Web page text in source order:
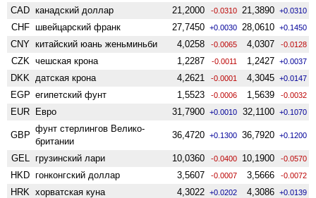
CAD канадский доллар 21,2000 -0.0310 21,3890 +0.0310
CHF швейцарский франк 27,7450 +0.0030 28,0610 +0.1450
CNY китайский юань женьминьби 4,0258 -0.0065 4,0307 -0.0128
CZK чешская крона 1,2287 -0.0011 1,2427 +0.0037
DKK датская крона 4,2621 -0.0001 4,3045 +0.0147
EGP египетский фунт 1,5523 -0.0006 1,5639 -0.0032
EUR Евро 31,7900 +0.0010 32,1100 +0.1070
GBP
фунт стерлингов Велико­
британии
36,4720 +0.1300 36,7920 +0.1200
GEL грузинский лари 10,0360 -0.0400 10,1900 -0.0570
HKD гонконгский доллар 3,5607 -0.0007 3,5666 -0.0072
HRK хорватская куна 4,3022 +0.0202 4,3086 +0.0139